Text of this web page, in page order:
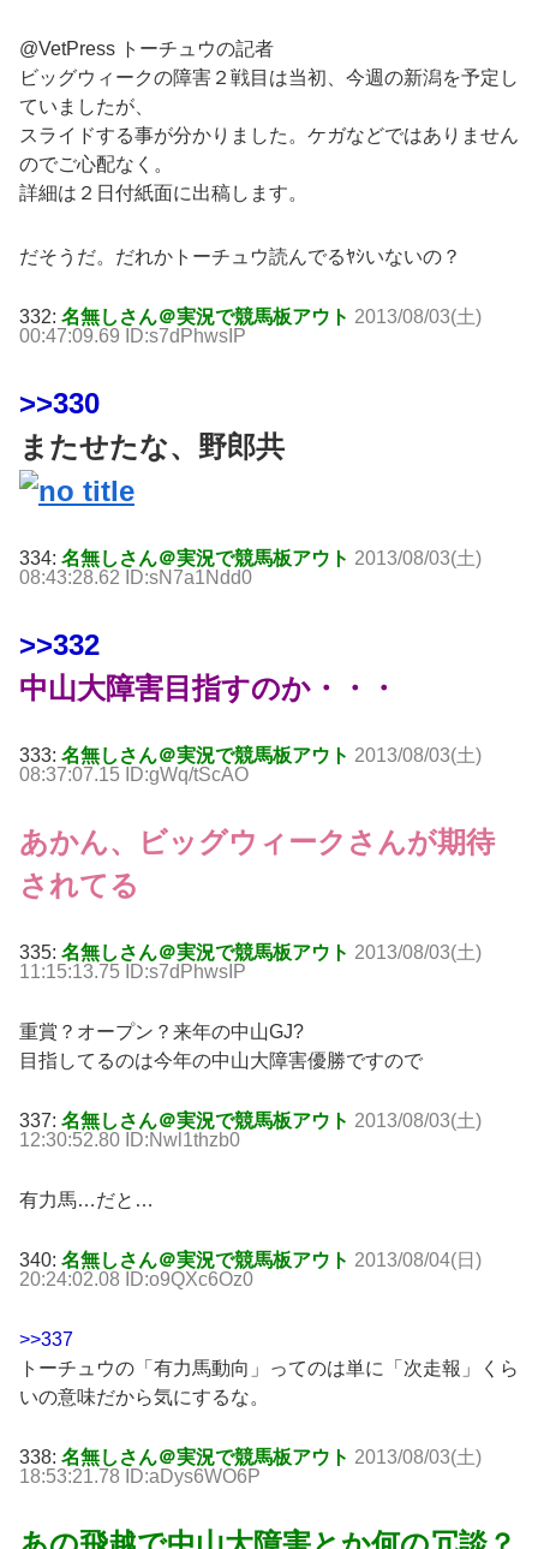
@VetPress トーチュウの記者
ビッグウィークの障害２戦目は当初、今週の新潟を予定し
ていましたが、
スライドする事が分かりました。ケガなどではありません
のでご心配なく。
詳細は２日付紙面に出稿します。
だそうだ。だれかトーチュウ読んでるﾔｼいないの？
332: 名無しさん＠実況で競馬板アウト 2013/08/03(土)
00:47:09.69 ID:s7dPhwsIP
>>330
またせたな、野郎共
334: 名無しさん＠実況で競馬板アウト 2013/08/03(土)
08:43:28.62 ID:sN7a1Ndd0
>>332
中山大障害目指すのか・・・
333: 名無しさん＠実況で競馬板アウト 2013/08/03(土)
08:37:07.15 ID:gWq/tScAO
あかん、ビッグウィークさんが期待
されてる
335: 名無しさん＠実況で競馬板アウト 2013/08/03(土)
11:15:13.75 ID:s7dPhwsIP
重賞？オープン？来年の中山GJ?
目指してるのは今年の中山大障害優勝ですので
337: 名無しさん＠実況で競馬板アウト 2013/08/03(土)
12:30:52.80 ID:Nwl1thzb0
有力馬…だと…
340: 名無しさん＠実況で競馬板アウト 2013/08/04(日)
20:24:02.08 ID:o9QXc6Oz0
>>337
トーチュウの「有力馬動向」ってのは単に「次走報」くら
いの意味だから気にするな。
338: 名無しさん＠実況で競馬板アウト 2013/08/03(土)
18:53:21.78 ID:aDys6WO6P